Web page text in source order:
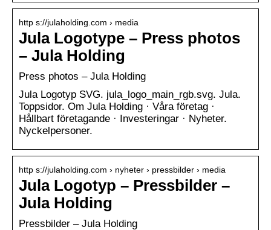
http s://julaholding.com › media
Jula Logotype – Press photos
– Jula Holding
Press photos – Jula Holding
Jula Logotyp SVG. jula_logo_main_rgb.svg. Jula.
Toppsidor. Om Jula Holding · Våra företag ·
Hållbart företagande · Investeringar · Nyheter.
Nyckelpersoner.
http s://julaholding.com › nyheter › pressbilder › media
Jula Logotyp – Pressbilder –
Jula Holding
Pressbilder – Jula Holding